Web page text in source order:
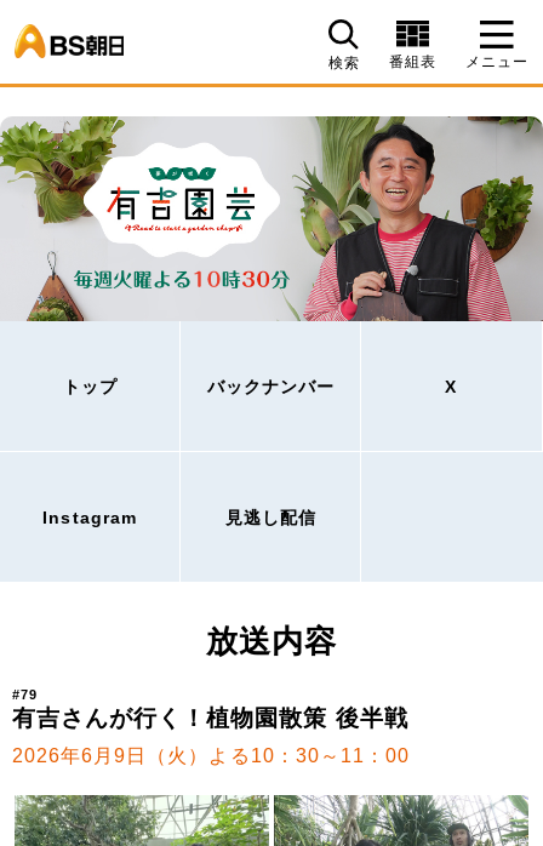
検索 番組表 メニュー
トップ バックナンバー X
Instagram 見逃し配信
放送内容
#79
有吉さんが行く！植物園散策 後半戦
2026年6月9日（火）よる10：30～11：00